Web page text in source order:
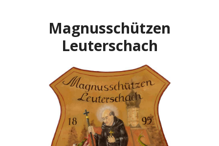
Magnusschützen
Leuterschach